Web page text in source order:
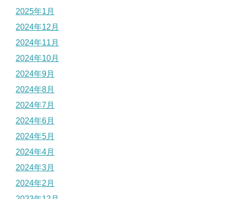
2025年1月
2024年12月
2024年11月
2024年10月
2024年9月
2024年8月
2024年7月
2024年6月
2024年5月
2024年4月
2024年3月
2024年2月